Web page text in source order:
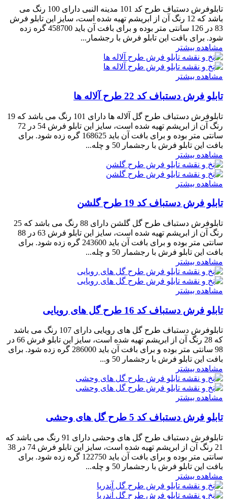
تابلوفرش دستباف طرح کد 101 مدینه النبی دارای 100 رنگ می
باشد که 12 رنگ آن از ابریشم تهیه شده است، سایز این تابلو فرش
83 در 126 سانتی متر بوده و برای بافت آن باید 458700 گره زده
شود. برای بافت این تابلو فرش با رجشمار...
مشاهده بیشتر
مشاهده بیشتر
تابلو فرش دستباف کد 22 طرح آلاله ها
تابلوفرش دستباف طرح گل آلاله ها دارای 101 رنگ می باشد که 19
رنگ آن از ابریشم تهیه شده است، سایز این تابلو فرش 54 در 72
سانتی متر بوده و برای بافت آن باید 168625 گره زده شود. برای
بافت این تابلو فرش با رجشمار 50 و چله...
مشاهده بیشتر
مشاهده بیشتر
تابلو فرش دستباف کد 19 طرح گلشن
تابلوفرش دستباف طرح گل گلشن دارای 88 رنگ می باشد که 25
رنگ آن از ابریشم تهیه شده است، سایز این تابلو فرش 63 در 88
سانتی متر بوده و برای بافت آن باید 243600 گره زده شود. برای
بافت این تابلو فرش با رجشمار 50 و چله...
مشاهده بیشتر
مشاهده بیشتر
تابلو فرش دستباف کد 16 طرح گل های رویایی
تابلوفرش دستباف طرح گل های رویایی دارای 107 رنگ می باشد
که 28 رنگ آن از ابریشم تهیه شده است، سایز این تابلو فرش 66 در
98 سانتی متر بوده و برای بافت آن باید 286000 گره زده شود. برای
بافت این تابلو فرش با رجشمار 50 و...
مشاهده بیشتر
مشاهده بیشتر
تابلو فرش دستباف کد 5 طرح گل های وحشی
تابلوفرش دستباف طرح گل های وحشی دارای 91 رنگ می باشد که
21 رنگ آن از ابریشم تهیه شده است، سایز این تابلو فرش 74 در 38
سانتی متر بوده و برای بافت آن باید 122750 گره زده شود. برای
بافت این تابلو فرش با رجشمار 50 و چله...
مشاهده بیشتر